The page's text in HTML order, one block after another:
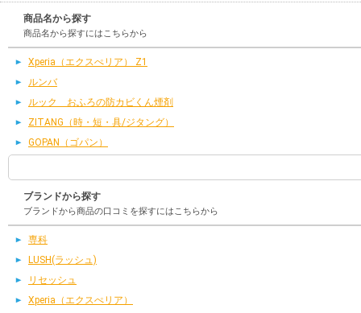
商品名から探す
商品名から探すにはこちらから
Xperia（エクスぺリア） Z1
ルンバ
ルック おふろの防カビくん煙剤
ZITANG（時・短・具/ジタング）
GOPAN（ゴパン）
ブランドから探す
ブランドから商品の口コミを探すにはこちらから
専科
LUSH(ラッシュ)
リセッシュ
Xperia（エクスぺリア）